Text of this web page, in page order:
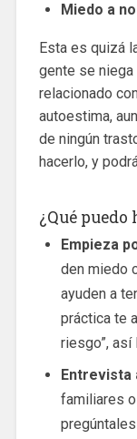
Miedo a
Esta es quizá
gente se niega
relacionado
autoestima,
de ningún
hacerlo, y
¿Qué puedo
Empieza
den miedo
ayuden a
práctica te
riesgo”, así
Entrevista
familiares